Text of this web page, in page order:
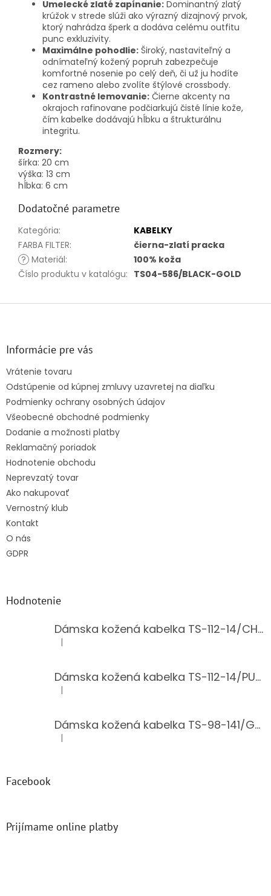
Umelecké zlaté zapínanie: Dominantný zlatý
krúžok v strede slúži ako výrazný dizajnový prvok,
ktorý nahrádza šperk a dodáva celému outfitu
punc exkluzivity.
Maximálne pohodlie: Široký, nastaviteľný a
odnímateľný kožený popruh zabezpečuje
komfortné nosenie po celý deň, či už ju hodíte
cez rameno alebo zvolíte štýlové crossbody.
Kontrastné lemovanie: Čierne akcenty na
okrajoch rafinovane podčiarkujú čisté línie kože,
čím kabelke dodávajú hĺbku a štrukturálnu
integritu.
Rozmery:
šírka: 20 cm
výška: 13 cm
hĺbka: 6 cm
Dodatočné parametre
Kategória:
KABELKY
FARBA FILTER:
čierna-zlatí pracka
? Materiál:
100% koža
Číslo produktu v katalógu: TS04-586/BLACK-GOLD
Z
Informácie pre vás
Vrátenie tovaru
Odstúpenie od kúpnej zmluvy uzavretej na diaľku
Podmienky ochrany osobných údajov
Všeobecné obchodné podmienky
Dodanie a možnosti platby
Reklamačný poriadok
Hodnotenie obchodu
Neprevzatý tovar
Ako nakupovať
Vernostný klub
Kontakt
O nás
GDPR
Hodnotenie
Dámska kožená kabelka TS-112-14/CHOCO
Hodnotenie produktu je 5 z 5 hviezdičiek.
|
Dámska kožená kabelka TS-112-14/PUDER
Hodnotenie produktu je 5 z 5 hviezdičiek.
|
Dámska kožená kabelka TS-98-141/GOLD
Hodnotenie produktu je 5 z 5 hviezdičiek.
|
Facebook
Prijímame online platby